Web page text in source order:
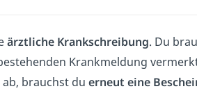
ärztliche Krankschreibung. Du
Krankmeldung
brauchst du erneut eine